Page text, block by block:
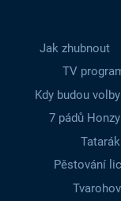
Jak zhubnout
TV
Kdy budou volby
7 pádů
Pěstování